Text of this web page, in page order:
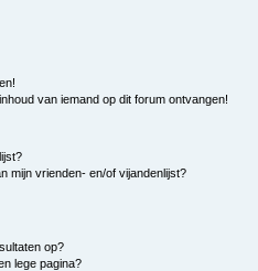
van iemand op dit forum ontvangen!
mijn vrienden- en/of vijandenlijst?
op?
lege pagina?